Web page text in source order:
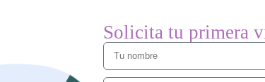
Solicita tu primera